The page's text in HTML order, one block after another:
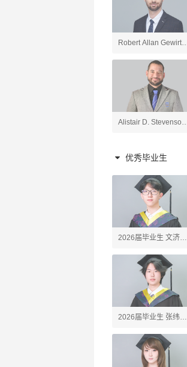
AP化学、AP环境科学
Robert Allan Gewirtz
英语、应用英语老师
Alistair D. Stevenson
优秀毕业生
2026届毕业生 文济
Webster
2026届毕业生 张纬之